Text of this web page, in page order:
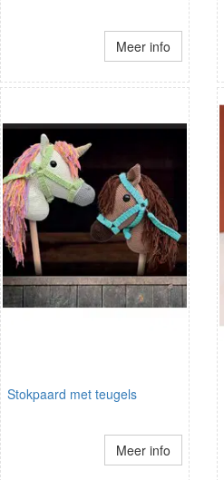
Meer info
Stokpaard met teugels
Meer info